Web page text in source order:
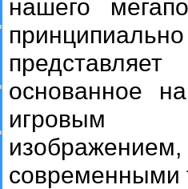
нашего
основанное
игровым
современными